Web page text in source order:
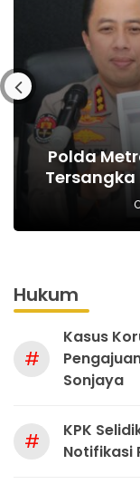
HUT
yang
MAKI Sebut
Sejak
Polda
Tersangka
Kejari
Hukum
#
Kasus
Sonjaya
#
KPK
Notifikasi